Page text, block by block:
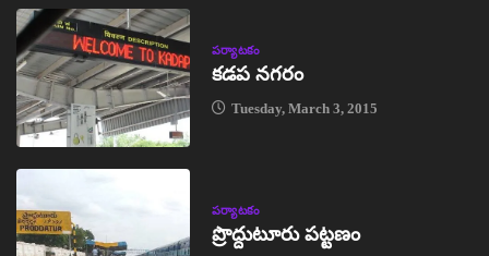
పర్యాటకం
కడప నగరం
Tuesday, March 3, 2015
పర్యాటకం
ప్రొద్దుటూరు పట్టణం